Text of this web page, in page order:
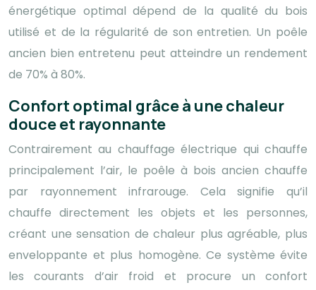
énergétique optimal dépend de la qualité du bois
utilisé et de la régularité de son entretien. Un poêle
ancien bien entretenu peut atteindre un rendement
de 70% à 80%.
Confort optimal grâce à une chaleur
douce et rayonnante
Contrairement au chauffage électrique qui chauffe
principalement l’air, le poêle à bois ancien chauffe
par rayonnement infrarouge. Cela signifie qu’il
chauffe directement les objets et les personnes,
créant une sensation de chaleur plus agréable, plus
enveloppante et plus homogène. Ce système évite
les courants d’air froid et procure un confort